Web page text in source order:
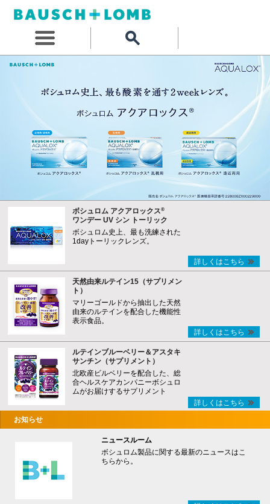
ボシュロム アクアロックス®
ワンデー UV シン トーリック
ボシュロム史上、最も洗練された
1dayトーリックレンズ。
詳しくはこちら
天然由来ルテイン15（サプリメン
ト）
マリーゴールドから抽出した天然
由来のルテインを配合した機能性
表示食品。
詳しくはこちら
ルテインブルーベリー＆アスタキ
サンチン（サプリメント）
北欧産ビルベリーを配合した、総
合ヘルスケアカンパニーボシュロ
ムがお届けするサプリメント
詳しくはこちら
お知らせ
ニュースルーム
ボシュロム製品に関する最新のニュースはこ
ちらから。